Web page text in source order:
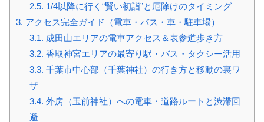
2.5. 1/4以降に行く“賢い初詣”と厄除けのタイミング
3. アクセス完全ガイド（電車・バス・車・駐車場）
3.1. 成田山エリアの電車アクセス＆表参道歩き方
3.2. 香取神宮エリアの最寄り駅・バス・タクシー活用
3.3. 千葉市中心部（千葉神社）の行き方と移動の裏ワ
ザ
3.4. 外房（玉前神社）への電車・道路ルートと渋滞回
避